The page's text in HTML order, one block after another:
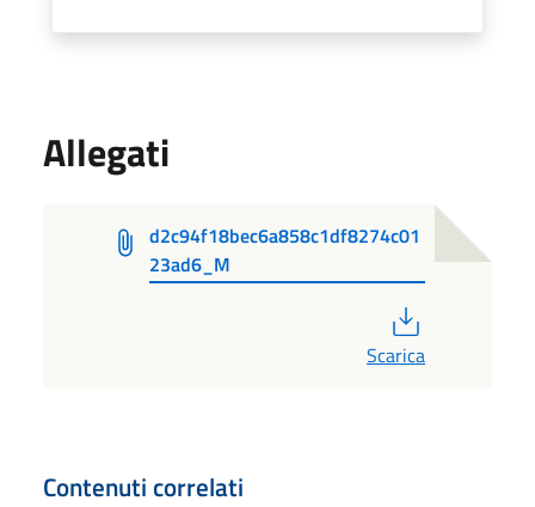
Allegati
d2c94f18bec6a858c1df8274c01
23ad6_M
Scarica
Contenuti correlati